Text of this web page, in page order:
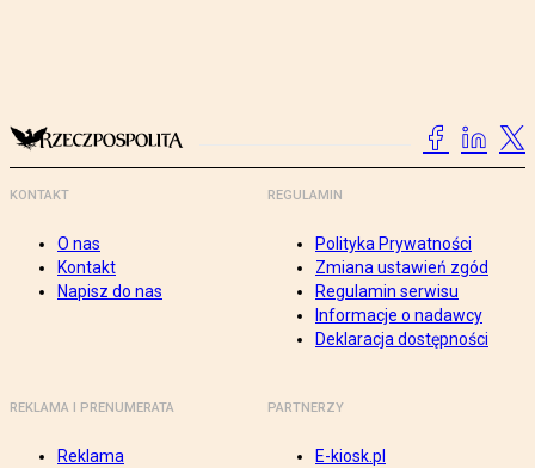
KONTAKT
O nas
Kontakt
Napisz do nas
REGULAMIN
Polityka Prywatności
Zmiana ustawień zgód
Regulamin serwisu
Informacje o nadawcy
Deklaracja dostępności
REKLAMA I PRENUMERATA
Reklama
PARTNERZY
E-kiosk.pl